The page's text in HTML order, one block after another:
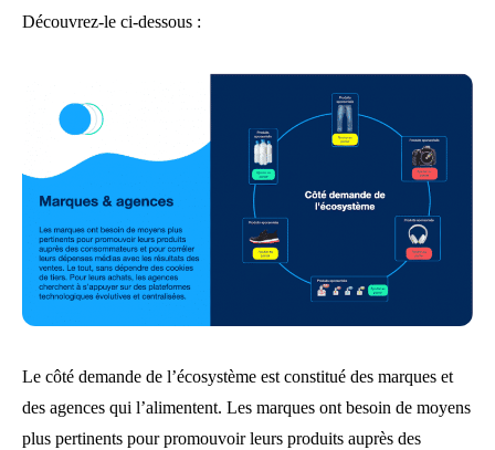
Découvrez-le ci-dessous :
Le côté demande de l’écosystème est constitué des marques et
des agences qui l’alimentent. Les marques ont besoin de moyens
plus pertinents pour promouvoir leurs produits auprès des